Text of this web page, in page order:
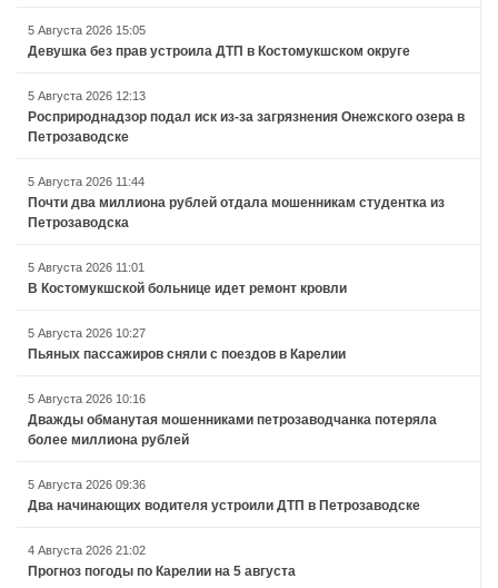
5 Августа 2026 15:05
Девушка без прав устроила ДТП в Костомукшском округе
5 Августа 2026 12:13
Росприроднадзор подал иск из-за загрязнения Онежского озера в
Петрозаводске
5 Августа 2026 11:44
Почти два миллиона рублей отдала мошенникам студентка из
Петрозаводска
5 Августа 2026 11:01
В Костомукшской больнице идет ремонт кровли
5 Августа 2026 10:27
Пьяных пассажиров сняли с поездов в Карелии
5 Августа 2026 10:16
Дважды обманутая мошенниками петрозаводчанка потеряла
более миллиона рублей
5 Августа 2026 09:36
Два начинающих водителя устроили ДТП в Петрозаводске
4 Августа 2026 21:02
Прогноз погоды по Карелии на 5 августа